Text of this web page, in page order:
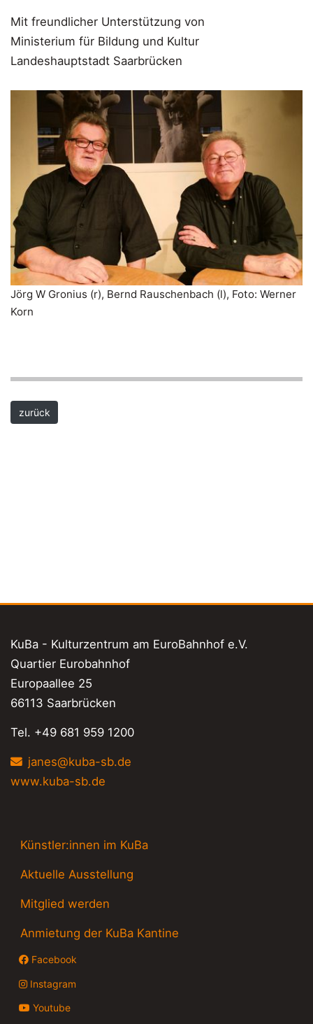
Mit freundlicher Unterstützung von
Ministerium für Bildung und Kultur
Landeshauptstadt Saarbrücken
Jörg W Gronius (r), Bernd Rauschenbach (l), Foto: Werner
Korn
zurück
KuBa - Kulturzentrum am EuroBahnhof e.V.
Quartier Eurobahnhof
Europaallee 25
66113 Saarbrücken
Tel. +49 681 959 1200
janes@kuba-sb.de
www.kuba-sb.de
Künstler:innen im KuBa
Aktuelle Ausstellung
Mitglied werden
Anmietung der KuBa Kantine
Facebook
Instagram
Youtube